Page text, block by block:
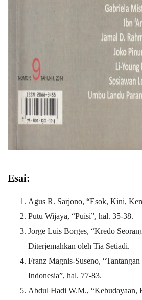
Esai:
Agus R. Sarjono, “Esok, Kini,
Putu Wijaya, “Puisi”, hal. 35-38.
Jorge Luis Borges, “Kredo
Diterjemahkan oleh Tia Setiadi.
Franz Magnis-Suseno,
Indonesia”, hal. 77-83.
Abdul Hadi W.M., “Kebudayaan,